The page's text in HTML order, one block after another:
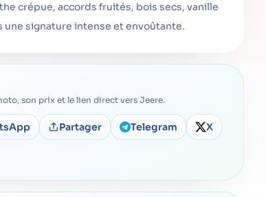
crépue, accords fruités, bois secs, vanille
une signature intense et envoûtante.
son prix et le lien direct vers Jeere.
Partager Telegram X